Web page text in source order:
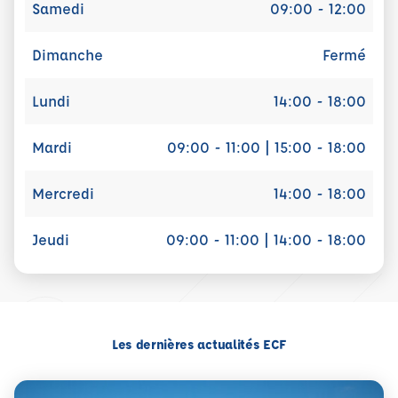
Samedi 09:00 - 12:00
Dimanche Fermé
Lundi 14:00 - 18:00
Mardi 09:00 - 11:00 | 15:00 - 18:00
Mercredi 14:00 - 18:00
Jeudi 09:00 - 11:00 | 14:00 - 18:00
Les dernières actualités ECF